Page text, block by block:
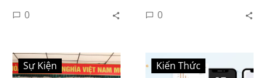
0 0
Sự Kiện Kiến Thức